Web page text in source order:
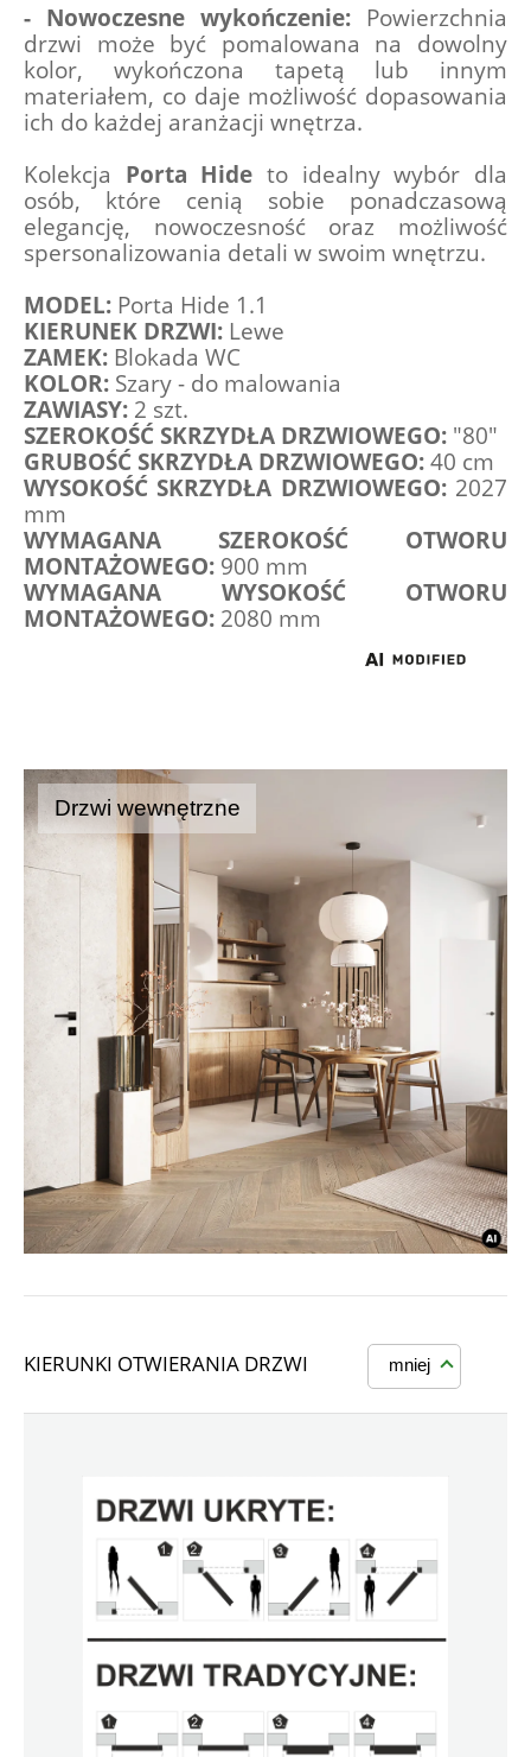
- Nowoczesne wykończenie: Powierzchnia
drzwi może być pomalowana na dowolny
kolor, wykończona tapetą lub innym
materiałem, co daje możliwość dopasowania
ich do każdej aranżacji wnętrza.
Kolekcja Porta Hide to idealny wybór dla
osób, które cenią sobie ponadczasową
elegancję, nowoczesność oraz możliwość
spersonalizowania detali w swoim wnętrzu.
MODEL: Porta Hide 1.1
KIERUNEK DRZWI: Lewe
ZAMEK: Blokada WC
KOLOR: Szary - do malowania
ZAWIASY: 2 szt.
SZEROKOŚĆ SKRZYDŁA DRZWIOWEGO: "80"
GRUBOŚĆ SKRZYDŁA DRZWIOWEGO: 40 cm
WYSOKOŚĆ SKRZYDŁA DRZWIOWEGO: 2027
mm
WYMAGANA SZEROKOŚĆ OTWORU
MONTAŻOWEGO: 900 mm
WYMAGANA WYSOKOŚĆ OTWORU
MONTAŻOWEGO: 2080 mm
Drzwi wewnętrzne
KIERUNKI OTWIERANIA DRZWI mniej